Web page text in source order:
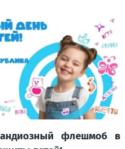
флешмоб в